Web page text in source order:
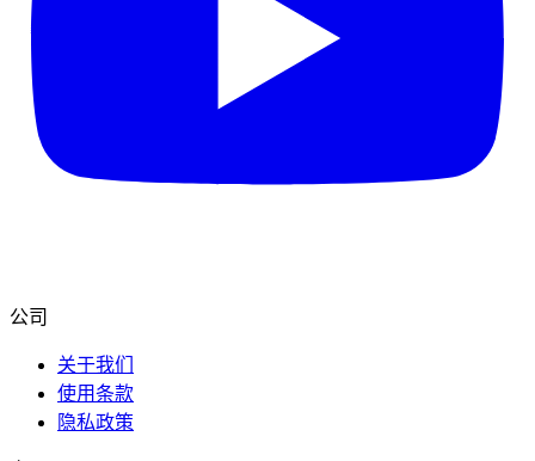
公司
关于我们
使用条款
隐私政策